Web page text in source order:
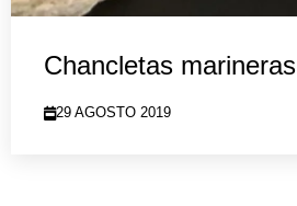
Chancletas marineras
29 AGOSTO 2019